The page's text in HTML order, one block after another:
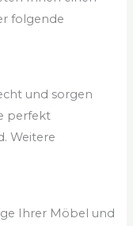
folgende
und sorgen
perfekt
Weitere
Ihrer Möbel und